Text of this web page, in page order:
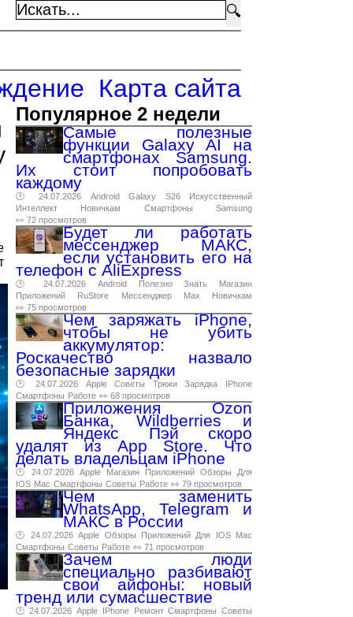
🔍
Карта сайта
Популярное 2 недели
Самые полезные
функции Galaxy AI на
смартфонах Samsung.
Их стоит попробовать
каждому
🕑 24.07.2026 Android Galaxy S26
Искусственный
Интеллект
Новичкам Смартфоны
Samsung
👀 72 просмотров
Будет ли работать
мессенджер МАКС,
если установить его на
телефон с AliExpress
🕑 24.07.2026 Android Полезно Знать
Магазин
Приложений
RuStore Мессенджер Max
Новичкам
👀 75 просмотров
Чем заряжать iPhone,
чтобы не убить
аккумулятор:
Роскачество назвало
безопасные зарядки
🕑 24.07.2026 Apple Советы Трюки Зарядка
IPhone
Смартфоны Работе 👀 68 просмотров
Приложения Ozon
Банка, Wildberries и
Яндекс Пэй скоро
удалят из App Store. Что
делать владельцам iPhone
🕑 24.07.2026 Apple Магазин Приложений Обзоры
Для
IOS Mac Смартфоны Советы Работе 👀 79 просмотров
Чем заменить
WhatsApp, Telegram и
МАКС в России
🕑 24.07.2026 Apple Обзоры Приложений Для IOS
Mac
Смартфоны Советы Работе 👀 71 просмотров
Зачем люди
специально разбивают
свои айфоны: новый
тренд или сумасшествие
🕑 24.07.2026 Apple IPhone Ремонт Смартфоны Советы